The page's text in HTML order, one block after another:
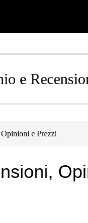
e
e Prezzi